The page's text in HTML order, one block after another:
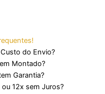
do Envio?
Montado?
Garantia?
12x sem Juros?